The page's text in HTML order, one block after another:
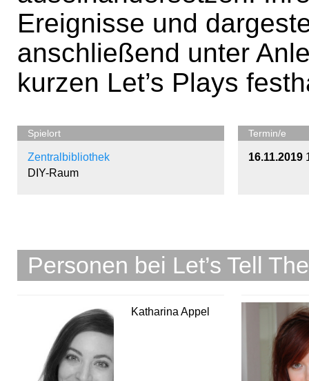
Ereignisse und
anschließend unter
kurzen Let’s Plays
Spielort
Zentralbibliothek
DIY-Raum
Termin/e
16.11.2019
Personen bei Let’s Tell
Katharina Appel